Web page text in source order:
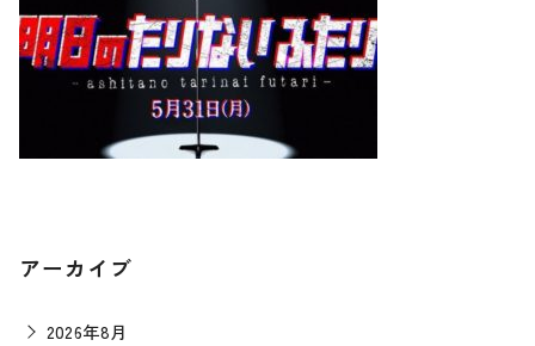
アーカイブ
2026年8月